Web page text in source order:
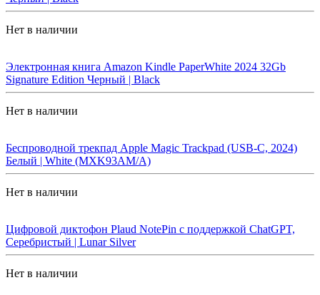
Нет в наличии
Электронная книга Amazon Kindle PaperWhite 2024 32Gb
Signature Edition Черный | Black
Нет в наличии
Беспроводной трекпад Apple Magic Trackpad (USB-C, 2024)
Белый | White (MXK93AM/A)
Нет в наличии
Цифровой диктофон Plaud NotePin с поддержкой ChatGPT,
Серебристый | Lunar Silver
Нет в наличии